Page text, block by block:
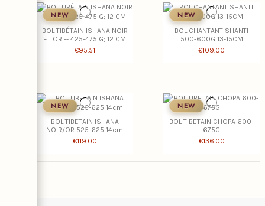
NEW
BOL TIBÉTAIN ISHANA NOIR
ET OR -- 425-475 G; 12 CM
€95.51
NEW
BOL CHANTANT SHANTI
500-600G 13-15CM
€109.00
NEW
BOL TIBETAIN ISHANA
NOIR/OR 525-625 14cm
€119.00
NEW
BOL TIBETAIN CHOPA 600-
675G
€136.00